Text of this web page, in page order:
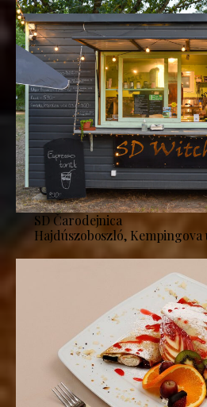
SD Čarodejnica
Hajdúszoboszló, Kempingova